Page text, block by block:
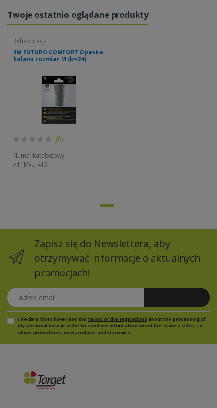
Twoje ostatnio oglądane produkty
Rehabilitacja
3M FUTURO COMFORT Opaska
kolana rozmiar M (k=24)
(0)
Numer katalogowy:
A11MVU 415
Zapisz się do Newslettera, aby
otrzymywać informacje o aktualnych
promocjach!
Adres email
I declare that I have read the terms of the regulations about the processing of
my personal data in order to send me information about the store's offer, i.e.
about promotions, new products and discounts.